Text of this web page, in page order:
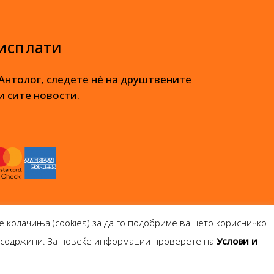
следете нè на друштвените
сите новости.
колачиња (cookies) за да го подобриме вашето корисничко
За повеќе информации проверете на Услови и